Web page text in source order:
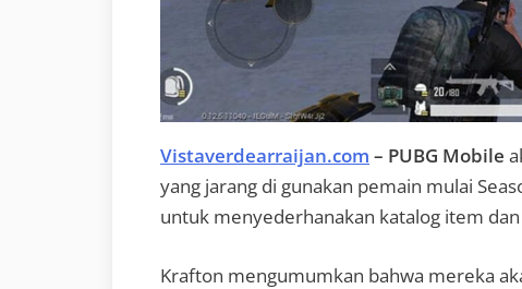
Vistaverdearraijan.com – PUBG Mobile
yang jarang di gunakan pemain mulai
untuk menyederhanakan katalog item
Krafton mengumumkan bahwa mereka